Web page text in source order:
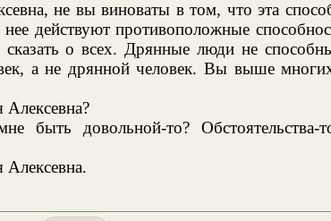
не вы виноваты в том, что эта
нее действуют противоположные
сказать о всех. Дрянные люди не
а не дрянной человек. Вы выше
довольной-то? Обстоятельства-